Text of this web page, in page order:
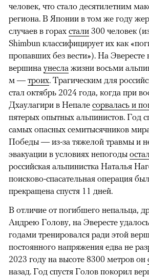
человек, что стало десятилетним
региона. В Японии в том же году
случаев в горах стали 300 человек
Shimbun классифицирует их как
пропавших без вести»). На Эвересте
вершина унесла жизни восьми
м — троих. Трагическим для
стал октябрь 2024 года, когда при
Дхаулагири в Непале сорвалась и
пятерых опытных альпинистов. Год
самых опасных семитысячников
Победы — из-за тяжелой травмы и
эвакуации в условиях непогоды
российская альпинистка Наталья
поисково-спасательная операция
прекращена спустя 11 дней.
В отличие от погибшего непальца,
Андрею Голову, на Эвересте
годами тренировался ради этой
постоянного напряжения едва не
2023 году на высоте 8300 метров он
назад. Год спустя Голов покорил